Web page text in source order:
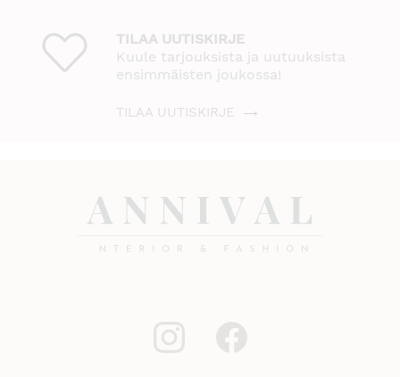
TILAA UUTISKIRJE
Kuule tarjouksista ja uutuuksista
ensimmäisten joukossa!
TILAA UUTISKIRJE